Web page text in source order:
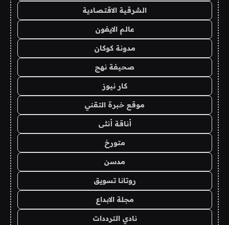
الشرقية الاقتصادية
عالم الايفون
مدونة كوكان
صحيفة نهج
كار نيوز
موقع خبرة التقني
أناقة أنثى
متورخ
مدسن
روتانا تسويق
مجلة الابداع
نادي الترددات